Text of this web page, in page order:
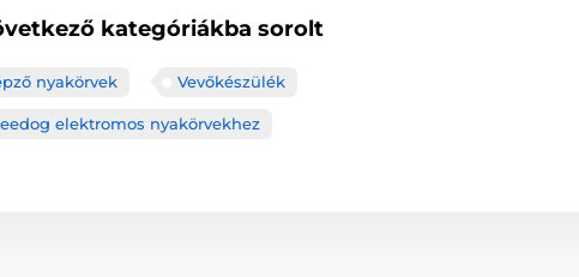
kategóriákba sorolt
nyakörvek Vevőkészülék
elektromos nyakörvekhez